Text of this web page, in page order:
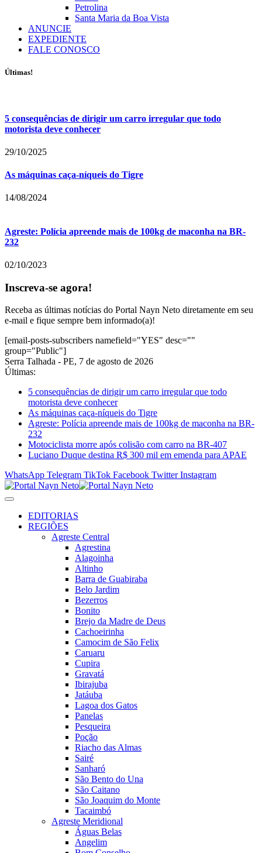
Petrolina
Santa Maria da Boa Vista
ANUNCIE
EXPEDIENTE
FALE CONOSCO
Últimas!
5 consequências de dirigir um carro irregular que todo
motorista deve conhecer
29/10/2025
As máquinas caça-níqueis do Tigre
14/08/2024
Agreste: Polícia apreende mais de 100kg de maconha na BR-
232
02/10/2023
Inscreva-se agora!
Receba as últimas notícias do Portal Nayn Neto diretamente em seu
e-mail e fique sempre bem informado(a)!
[email-posts-subscribers namefield="YES" desc=""
group="Public"]
Serra Talhada - PE, 7 de agosto de 2026
Últimas:
5 consequências de dirigir um carro irregular que todo
motorista deve conhecer
As máquinas caça-níqueis do Tigre
Agreste: Polícia apreende mais de 100kg de maconha na BR-
232
Motociclista morre após colisão com carro na BR-407
Luciano Duque destina R$ 300 mil em emenda para APAE
WhatsApp Telegram TikTok Facebook Twitter Instagram
EDITORIAS
REGIÕES
Agreste Central
Agrestina
Alagoinha
Altinho
Barra de Guabiraba
Belo Jardim
Bezerros
Bonito
Brejo da Madre de Deus
Cachoeirinha
Camocim de São Felix
Caruaru
Cupira
Gravatá
Ibirajuba
Jatáuba
Lagoa dos Gatos
Panelas
Pesqueira
Poção
Riacho das Almas
Sairé
Sanharó
São Bento do Una
São Caitano
São Joaquim do Monte
Tacaimbó
Agreste Meridional
Águas Belas
Angelim